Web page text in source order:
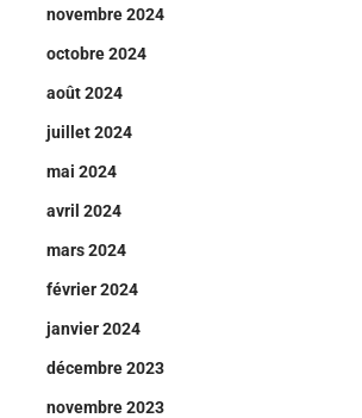
novembre 2024
octobre 2024
août 2024
juillet 2024
mai 2024
avril 2024
mars 2024
février 2024
janvier 2024
décembre 2023
novembre 2023